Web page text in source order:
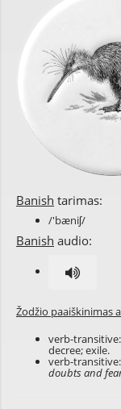
Banish tarimas:
/'bæniʃ/
Banish audio:
Žodžio paaiškinimas
verb-
decree; exile.
verb-
doubts and